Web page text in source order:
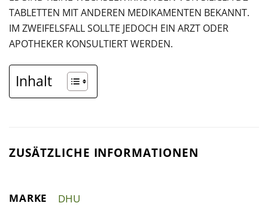
TABLETTEN MIT ANDEREN MEDIKAMENTEN BEKANNT.
IM ZWEIFELSFALL SOLLTE JEDOCH EIN ARZT ODER
APOTHEKER KONSULTIERT WERDEN.
Inhalt
ZUSÄTZLICHE INFORMATIONEN
MARKE DHU